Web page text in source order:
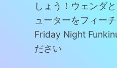
しょう！ウェンダ
ューターをフィー
Friday Night
ださい